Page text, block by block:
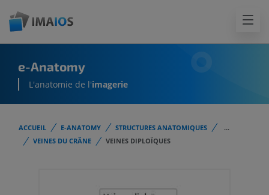
e-Anatomy
L'anatomie de l'imagerie
ACCUEIL E-ANATOMY STRUCTURES ANATOMIQUES
...
VEINES DU CRÂNE
VEINES DIPLOÏQUES